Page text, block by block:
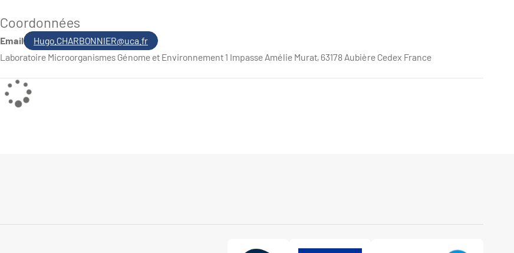
Coordonnées
Email
Hugo.CHARBONNIER@uca.fr
Laboratoire Microorganismes Génome et Environnement 1 Impasse Amélie Murat, 63178 Aubière Cedex France